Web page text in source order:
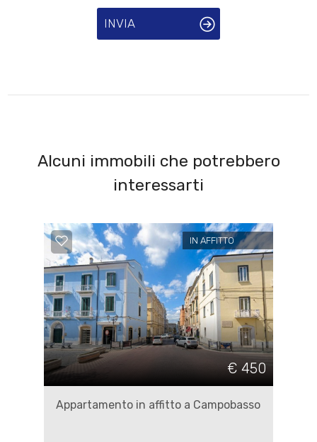
INVIA
Alcuni immobili che potrebbero
interessarti
IN AFFITTO
€ 450
Appartamento in affitto a Campobasso